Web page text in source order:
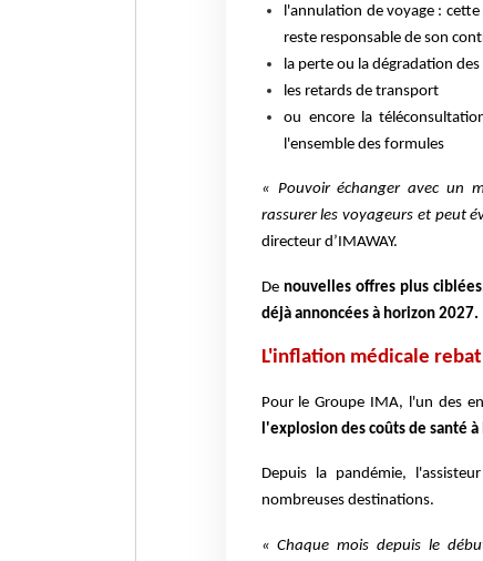
l'annulation de voyage :
reste responsable de son
la perte ou la dégradation des
les retards de transport
ou encore la
l'ensemble des formules
« Pouvoir échanger avec un
rassurer les voyageurs et peut
directeur d’IMAWAY.
De nouvelles offres plus
déjà annoncées à horizon 2027.
L'inflation médicale
Pour le Groupe IMA, l'un des
l'explosion des coûts de santé
Depuis la pandémie,
nombreuses destinations.
« Chaque mois depuis le